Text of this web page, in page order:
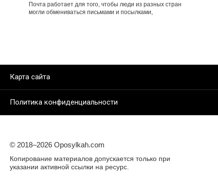
Почта работает для того, чтобы люди из разных стран
могли обмениваться письмами и посылками,
Карта сайта
Политика конфиденциальности
© 2018–2026 Oposylkah.com
Копирование материалов допускается только при
указании активной ссылки на ресурс.